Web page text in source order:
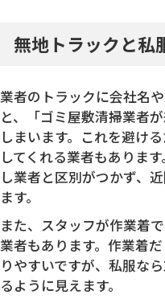
無地トラックと私
業者のトラックに会社名
と、「ゴミ屋敷清掃業者
しまいます。これを避け
してくれる業者もありま
し業者と区別がつかず、
ます。
また、スタッフが作業着
業者もあります。作業着
りやすいですが、私服な
るように見えます。